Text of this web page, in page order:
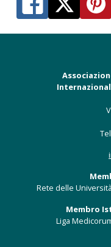
Rete delle
Membro
Liga